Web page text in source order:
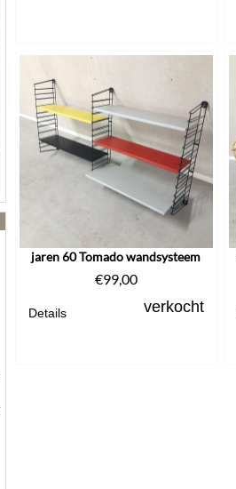
jaren 60 Tomado wandsysteem
€99,00
Details verkocht